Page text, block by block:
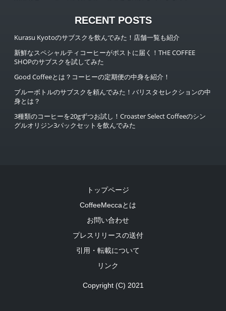
RECENT POSTS
Kurasu Kyotoのサブスクを飲んでみた！店舗一覧も紹介
新鮮なスペシャルティコーヒーがポストに届く！THE COFFEE
SHOPのサブスクを試してみた
Good Coffeeとは？コーヒーの定期便の中身を紹介！
ブルーボトルのサブスクを頼んでみた！バリスタセレクションの中
身とは？
3種類のコーヒーを20gずつお試し！Croaster Select Coffeeのシン
グルオリジン3パックセットを飲んでみた
トップページ
CoffeeMeccaとは
お問い合わせ
プレスリリースの送付
引用・転載について
リンク
Copyright (C) 2021